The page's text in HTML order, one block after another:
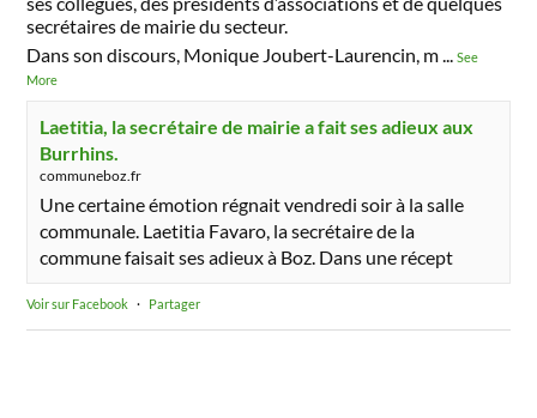
secrétaires de mairie du secteur.
Dans son discours, Monique Joubert-Laurencin, m...See
More
Laetitia, la secrétaire de mairie a fait ses adieux aux
Burrhins.
communeboz.fr
Une certaine émotion régnait vendredi soir à la salle
communale. Laetitia Favaro, la secrétaire de la
commune faisait ses adieux à Boz. Dans une récept
Voir sur Facebook · Partager